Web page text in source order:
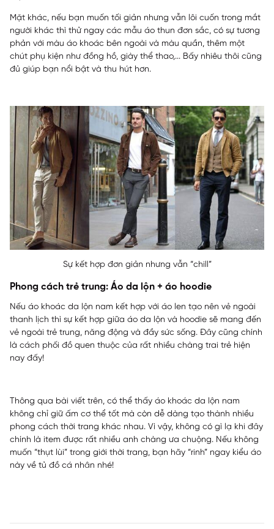
Mặt khác, nếu bạn muốn tối giản nhưng vẫn lôi cuốn trong mắt
người khác thì thử ngay các mẫu áo thun đơn sắc, có sự tương
phản với màu áo khoác bên ngoài và màu quần, thêm một
chút phụ kiện như đồng hồ, giày thể thao,... Bấy nhiêu thôi cũng
đủ giúp bạn nổi bật và thu hút hơn.
Sự kết hợp đơn giản nhưng vẫn “chill”
Phong cách trẻ trung: Áo da lộn + áo hoodie
Nếu áo khoác da lộn nam kết hợp với áo len tạo nên vẻ ngoài
thanh lịch thì sự kết hợp giữa áo da lộn và hoodie sẽ mang đến
vẻ ngoài trẻ trung, năng động và đầy sức sống. Đây cũng chính
là cách phối đồ quen thuộc của rất nhiều chàng trai trẻ hiện
nay đấy!
Thông qua bài viết trên, có thể thấy áo khoác da lộn nam
không chỉ giữ ấm cơ thể tốt mà còn dễ dàng tạo thành nhiều
phong cách thời trang khác nhau. Vì vậy, không có gì lạ khi đây
chính là item được rất nhiều anh chàng ưa chuộng. Nếu không
muốn “thụt lùi” trong giới thời trang, bạn hãy “rinh” ngay kiểu áo
này về tủ đồ cá nhân nhé!